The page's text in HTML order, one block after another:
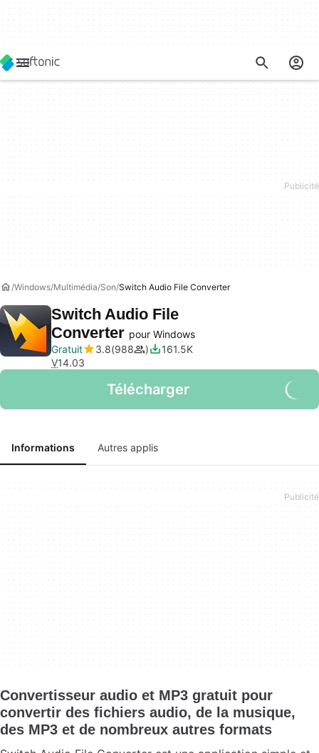
Windows Multimédia Son Switch Audio File Converter
Switch Audio File
Converter pour Windows
Gratuit
3.8 988
161.5K
V14.03
Télécharger
Informations Autres applis
Convertisseur audio et MP3 gratuit pour
convertir des fichiers audio, de la musique,
des MP3 et de nombreux autres formats